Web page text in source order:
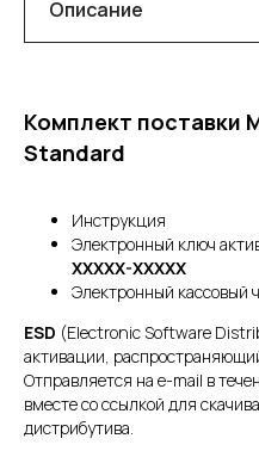
Комплект поставки
Standard
Инструкция
Электронный ключ
XXXXX-XXXXX
Электронный кассовый
ESD (Electronic Software
активации,
Отправляется на e-mail в
вместе со ссылкой для
дистрибутива.